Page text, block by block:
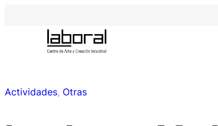
Actividades, Otras